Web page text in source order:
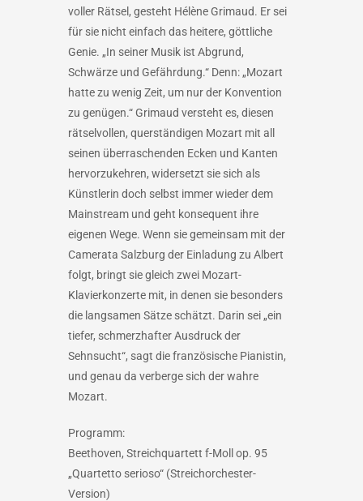
voller Rätsel, gesteht Hélène Grimaud. Er sei
für sie nicht einfach das heitere, göttliche
Genie. „In seiner Musik ist Abgrund,
Schwärze und Gefährdung.“ Denn: „Mozart
hatte zu wenig Zeit, um nur der Konvention
zu genügen.“ Grimaud versteht es, diesen
rätselvollen, querständigen Mozart mit all
seinen überraschenden Ecken und Kanten
hervorzukehren, widersetzt sie sich als
Künstlerin doch selbst immer wieder dem
Mainstream und geht konsequent ihre
eigenen Wege. Wenn sie gemeinsam mit der
Camerata Salzburg der Einladung zu Albert
folgt, bringt sie gleich zwei Mozart-
Klavierkonzerte mit, in denen sie besonders
die langsamen Sätze schätzt. Darin sei „ein
tiefer, schmerzhafter Ausdruck der
Sehnsucht“, sagt die französische Pianistin,
und genau da verberge sich der wahre
Mozart.
Programm:
Beethoven, Streichquartett f-Moll op. 95
„Quartetto serioso“ (Streichorchester-
Version)